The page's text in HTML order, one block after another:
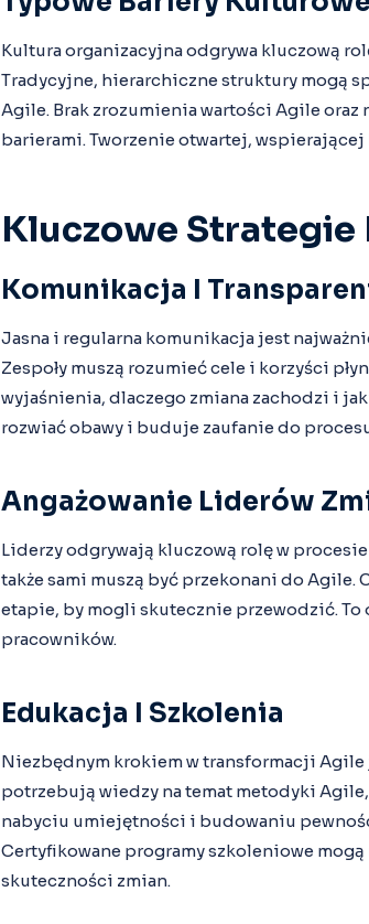
Kultura organizacyjna odgrywa kluczową
Tradycyjne, hierarchiczne struktury mogą
Agile. Brak zrozumienia wartości Agile oraz
barierami. Tworzenie otwartej,
Kluczowe Strategie
Komunikacja I
Jasna i regularna komunikacja jest
Zespoły muszą rozumieć cele i korzyści
wyjaśnienia, dlaczego zmiana zachodzi i
rozwiać obawy i buduje zaufanie do
Angażowanie Liderów
Liderzy odgrywają kluczową rolę w
także sami muszą być przekonani do Agile.
etapie, by mogli skutecznie przewodzić. To
pracowników.
Edukacja I Szkolenia
Niezbędnym krokiem w transformacji
potrzebują wiedzy na temat metodyki
nabyciu umiejętności i budowaniu
Certyfikowane programy szkoleniowe
skuteczności zmian.